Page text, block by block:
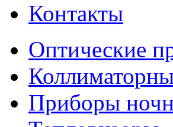
Контакты
Оптические
Приборы